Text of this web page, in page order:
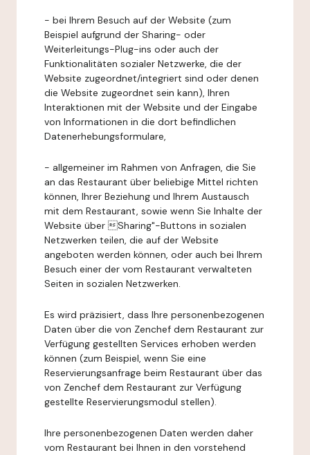
- bei Ihrem Besuch auf der Website (zum
Beispiel aufgrund der Sharing- oder
Weiterleitungs-Plug-ins oder auch der
Funktionalitäten sozialer Netzwerke, die der
Website zugeordnet/integriert sind oder denen
die Website zugeordnet sein kann), Ihren
Interaktionen mit der Website und der Eingabe
von Informationen in die dort befindlichen
Datenerhebungsformulare,
- allgemeiner im Rahmen von Anfragen, die Sie
an das Restaurant über beliebige Mittel richten
können, Ihrer Beziehung und Ihrem Austausch
mit dem Restaurant, sowie wenn Sie Inhalte der
Website über Sharing"-Buttons in sozialen
Netzwerken teilen, die auf der Website
angeboten werden können, oder auch bei Ihrem
Besuch einer der vom Restaurant verwalteten
Seiten in sozialen Netzwerken.
Es wird präzisiert, dass Ihre personenbezogenen
Daten über die von Zenchef dem Restaurant zur
Verfügung gestellten Services erhoben werden
können (zum Beispiel, wenn Sie eine
Reservierungsanfrage beim Restaurant über das
von Zenchef dem Restaurant zur Verfügung
gestellte Reservierungsmodul stellen).
Ihre personenbezogenen Daten werden daher
vom Restaurant bei Ihnen in den vorstehend